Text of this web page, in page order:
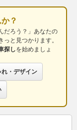
？
だろう？」あなたの
と見つかります。
探しを始めましょ
れ・デザイン